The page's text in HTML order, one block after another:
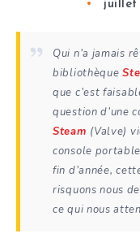
juillet
Qui n’a jamais
bibliothèque
que c’est
question d’une
Steam (Valve)
console
fin d’année,
risquons nous
ce qui nous